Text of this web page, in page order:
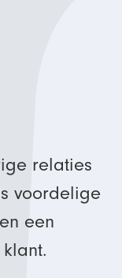
relaties
voordelige
een